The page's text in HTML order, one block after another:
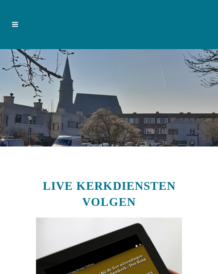
LIVE KERKDIENSTEN
VOLGEN